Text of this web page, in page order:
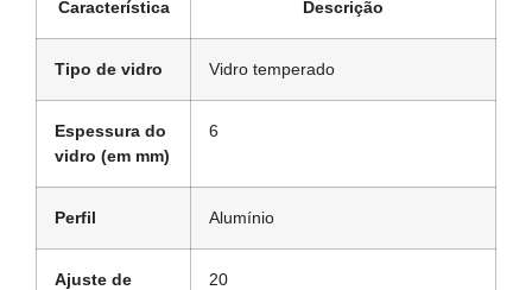
Característica Descrição
Tipo de vidro Vidro temperado
Espessura do
vidro (em mm)
6
Perfil Alumínio
Ajuste de
20